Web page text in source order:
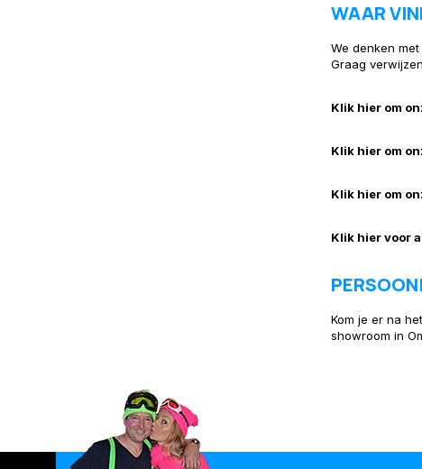
WAAR
We denken
Graag
Klik hier om
Klik hier om
Klik hier om
Klik hier voor
Kom je er na
showroom in